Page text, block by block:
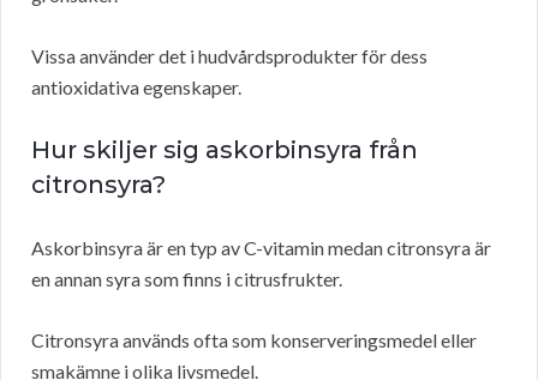
Vissa använder det i hudvårdsprodukter för dess
antioxidativa egenskaper.
Hur skiljer sig askorbinsyra från
citronsyra?
Askorbinsyra är en typ av C-vitamin medan citronsyra är
en annan syra som finns i citrusfrukter.
Citronsyra används ofta som konserveringsmedel eller
smakämne i olika livsmedel.